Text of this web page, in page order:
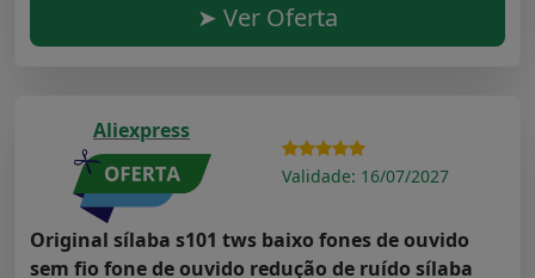
➤ Ver Oferta
Aliexpress
Validade: 16/07/2027
Original sílaba s101 tws baixo fones de ouvido
sem fio fone de ouvido redução de ruído sílaba